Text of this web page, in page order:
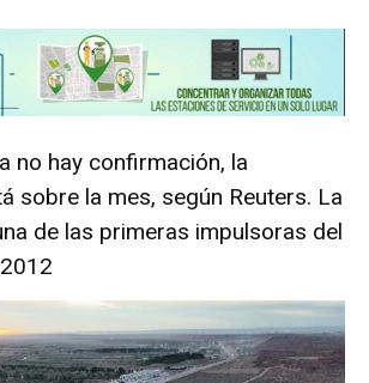
no hay confirmación, la
sobre la mes, según Reuters. La
de las primeras impulsoras del